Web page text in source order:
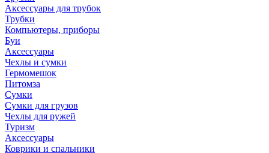
Аксессуары для трубок
Трубки
Компьютеры, приборы
Буи
Аксессуары
Чехлы и сумки
Гермомешок
Питомза
Сумки
Сумки для грузов
Чехлы для ружей
Туризм
Аксессуары
Коврики и спальники